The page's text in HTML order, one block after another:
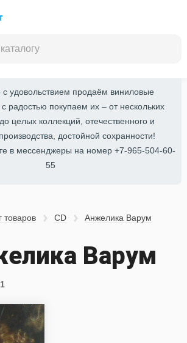
удовольствием продаём виниловые
радостью покупаем их – от нескольких
целых коллекций, отечественного и
достойной сохранности!
в мессенджеры на номер +7-965-504-60-
55
товаров CD Анжелика Варум
Варум
1